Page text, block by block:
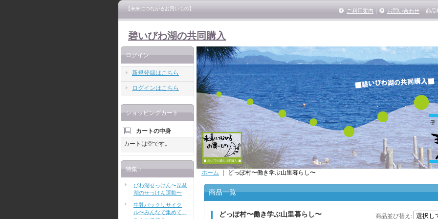
【未来につながるお買いもの】
碧いびわ湖の共同購入
ご利用案内 ｜ お問い合わせ 商品
ログイン
新規登録はこちら
ログインはこちら
ショッピングカート
カートの中身
カートは空です。
特集：
びわ湖せっけん〜琵琶
湖のせっけん運動〜
牛乳パックリサイク
ル〜みんなで集めて、
ホーム どっぽ村〜働き学ぶ山里暮らし〜
商品一覧
どっぽ村〜働き学ぶ山里暮らし〜 商品並び替え :